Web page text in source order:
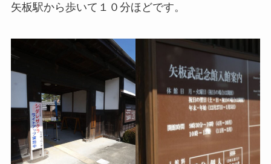
矢板駅から歩いて１０分ほどです。